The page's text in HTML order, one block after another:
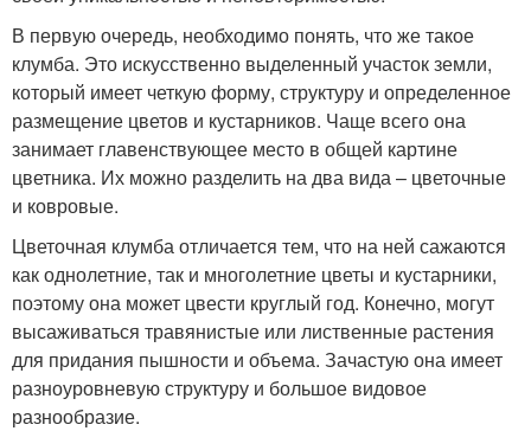
В первую очередь, необходимо понять, что же такое
клумба. Это искусственно выделенный участок земли,
который имеет четкую форму, структуру и определенное
размещение цветов и кустарников. Чаще всего она
занимает главенствующее место в общей картине
цветника. Их можно разделить на два вида – цветочные
и ковровые.
Цветочная клумба отличается тем, что на ней сажаются
как однолетние, так и многолетние цветы и кустарники,
поэтому она может цвести круглый год. Конечно, могут
высаживаться травянистые или лиственные растения
для придания пышности и объема. Зачастую она имеет
разноуровневую структуру и большое видовое
разнообразие.